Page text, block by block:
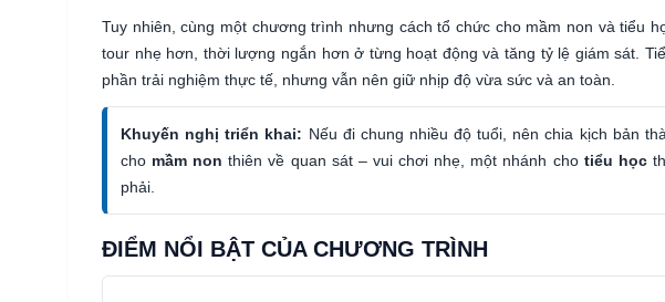
Tuy nhiên, cùng một chương trình nhưng cách tổ chức cho mầm non và tiểu
tour nhẹ hơn, thời lượng ngắn hơn ở từng hoạt động và tăng tỷ lệ giám sát.
phần trải nghiệm thực tế, nhưng vẫn nên giữ nhịp độ vừa sức và an toàn.
Khuyến nghị triển khai: Nếu đi chung nhiều độ tuổi, nên chia kịch bản
cho mầm non thiên về quan sát – vui chơi nhẹ, một nhánh cho tiểu học
phải.
ĐIỂM NỔI BẬT CỦA CHƯƠNG TRÌNH